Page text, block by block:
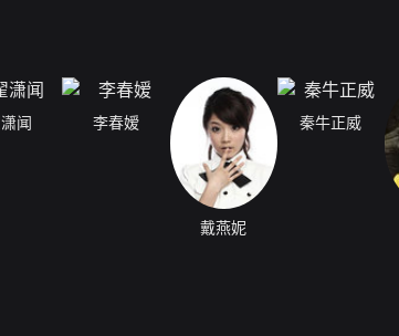
闻 李春嫒
戴燕妮
秦牛正威